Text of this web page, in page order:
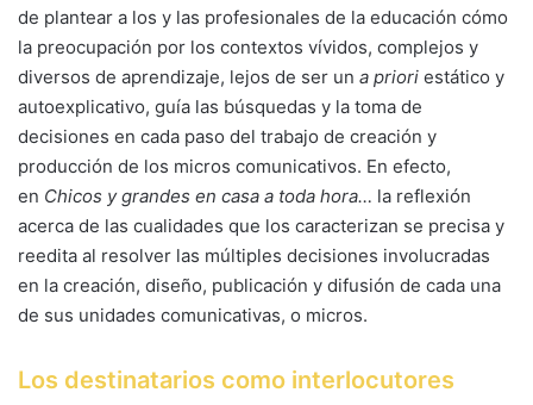
de plantear a los y las profesionales de la educación cómo
la preocupación por los contextos vívidos, complejos y
diversos de aprendizaje, lejos de ser un a priori estático y
autoexplicativo, guía las búsquedas y la toma de
decisiones en cada paso del trabajo de creación y
producción de los micros comunicativos. En efecto,
en Chicos y grandes en casa a toda hora… la reflexión
acerca de las cualidades que los caracterizan se precisa y
reedita al resolver las múltiples decisiones involucradas
en la creación, diseño, publicación y difusión de cada una
de sus unidades comunicativas, o micros.
Los destinatarios como interlocutores